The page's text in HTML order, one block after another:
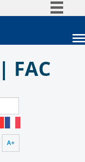
à informação
Unidades acadêmicas
Estude na UnB
FAC
A+